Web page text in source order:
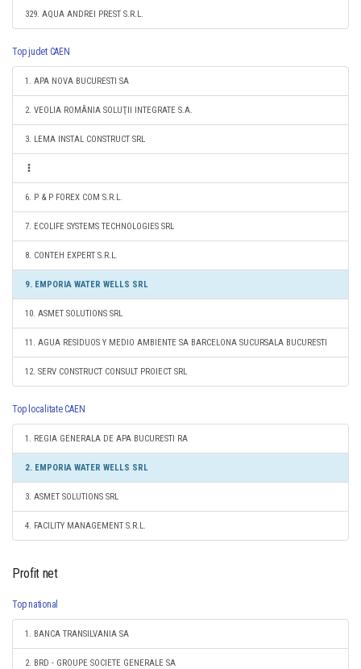
329. AQUA ANDREI PREST S.R.L.
Top judet CAEN
1. APA NOVA BUCURESTI SA
2. VEOLIA ROMÂNIA SOLUŢII INTEGRATE S.A.
3. LEMA INSTAL CONSTRUCT SRL
6. P & P FOREX COM S.R.L.
7. ECOLIFE SYSTEMS TECHNOLOGIES SRL
8. CONTEH EXPERT S.R.L.
9. EMPORIA WATER WELLS SRL
10. ASMET SOLUTIONS SRL
11. AGUA RESIDUOS Y MEDIO AMBIENTE SA BARCELONA SUCURSALA BUCURESTI
12. SERV CONSTRUCT CONSULT PROIECT SRL
Top localitate CAEN
1. REGIA GENERALA DE APA BUCURESTI RA
2. EMPORIA WATER WELLS SRL
3. ASMET SOLUTIONS SRL
4. FACILITY MANAGEMENT S.R.L.
Profit net
Top national
1. BANCA TRANSILVANIA SA
2. BRD - GROUPE SOCIETE GENERALE SA